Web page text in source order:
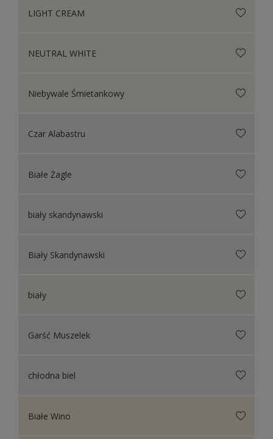
LIGHT CREAM
NEUTRAL WHITE
Niebywale Śmietankowy
Czar Alabastru
Białe Żagle
biały skandynawski
Biały Skandynawski
biały
Garść Muszelek
chłodna biel
Białe Wino